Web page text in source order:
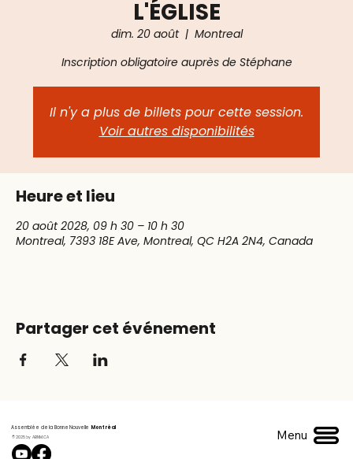
L'ÉGLISE
dim. 20 août
  |
Montreal
Inscription obligatoire auprès de Stéphane
Il n'y a plus de billets pour cette session.
Voir autres disponibilités
Heure et lieu
20 août 2028, 09 h 30 – 10 h 30
Montreal, 7393 18E Ave, Montreal, QC H2A 2N4, Canada
Partager cet événement
Assemblée de la Bonne Nouvelle Montréal
© 2025 by ABNM.CA Menu